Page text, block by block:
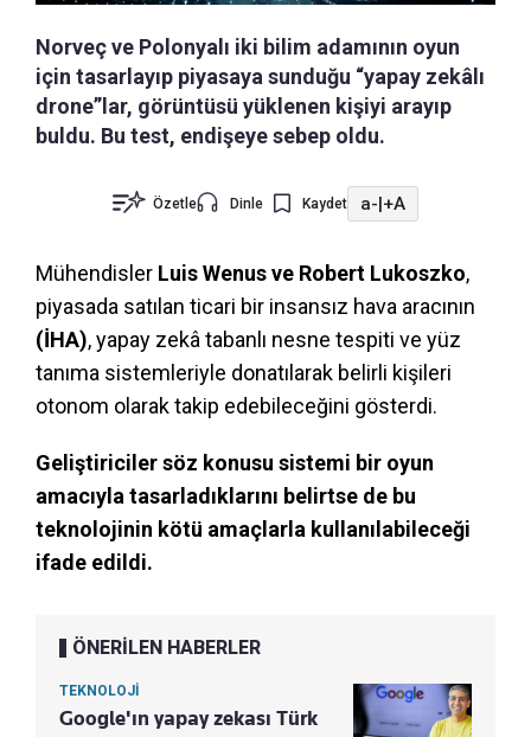
Norveç ve Polonyalı iki bilim adamının oyun
için tasarlayıp piyasaya sunduğu “yapay zekâlı
drone”lar, görüntüsü yüklenen kişiyi arayıp
buldu. Bu test, endişeye sebep oldu.
Özetle Dinle Kaydet a-|+A
Mühendisler Luis Wenus ve Robert Lukoszko,
piyasada satılan ticari bir insansız hava aracının
(İHA), yapay zekâ tabanlı nesne tespiti ve yüz
tanıma sistemleriyle donatılarak belirli kişileri
otonom olarak takip edebileceğini gösterdi.
Geliştiriciler söz konusu sistemi bir oyun
amacıyla tasarladıklarını belirtse de bu
teknolojinin kötü amaçlarla kullanılabileceği
ifade edildi.
ÖNERİLEN HABERLER
TEKNOLOJİ
Google'ın yapay zekası Türk